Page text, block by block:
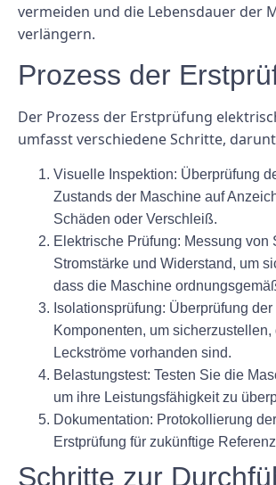
vermeiden und die Lebensdauer der
verlängern.
Prozess der
Der Prozess der Erstprüfung
umfasst verschiedene Schritte,
Visuelle Inspektion: Überprüfung
Zustands der Maschine auf
Schäden oder Verschleiß.
Elektrische Prüfung: Messung von
Stromstärke und Widerstand, um
dass die Maschine
Isolationsprüfung: Überprüfung
Komponenten, um
Leckströme vorhanden sind.
Belastungstest: Testen Sie die
um ihre Leistungsfähigkeit zu
Dokumentation: Protokollierung
Erstprüfung für zukünftige
Schritte zur